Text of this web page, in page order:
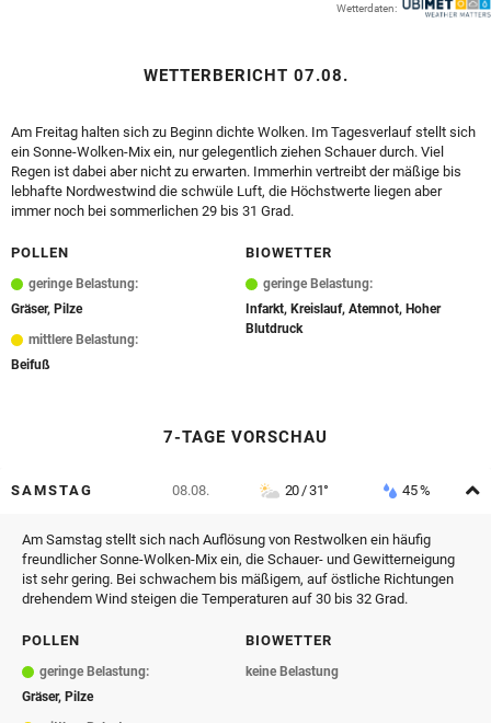
Wetterdaten:
WETTERBERICHT 07.08.
Am Freitag halten sich zu Beginn dichte Wolken. Im Tagesverlauf stellt sich
ein Sonne-Wolken-Mix ein, nur gelegentlich ziehen Schauer durch. Viel
Regen ist dabei aber nicht zu erwarten. Immerhin vertreibt der mäßige bis
lebhafte Nordwestwind die schwüle Luft, die Höchstwerte liegen aber
immer noch bei sommerlichen 29 bis 31 Grad.
POLLEN
geringe Belastung:
Gräser, Pilze
mittlere Belastung:
Beifuß
BIOWETTER
geringe Belastung:
Infarkt, Kreislauf, Atemnot, Hoher
Blutdruck
7-TAGE VORSCHAU
SAMSTAG 08.08. 20 / 31° 45 %
Am Samstag stellt sich nach Auflösung von Restwolken ein häufig
freundlicher Sonne-Wolken-Mix ein, die Schauer- und Gewitterneigung
ist sehr gering. Bei schwachem bis mäßigem, auf östliche Richtungen
drehendem Wind steigen die Temperaturen auf 30 bis 32 Grad.
POLLEN
geringe Belastung:
Gräser, Pilze
BIOWETTER
keine Belastung